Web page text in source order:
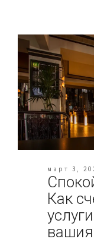
март 3,
Как
вашия